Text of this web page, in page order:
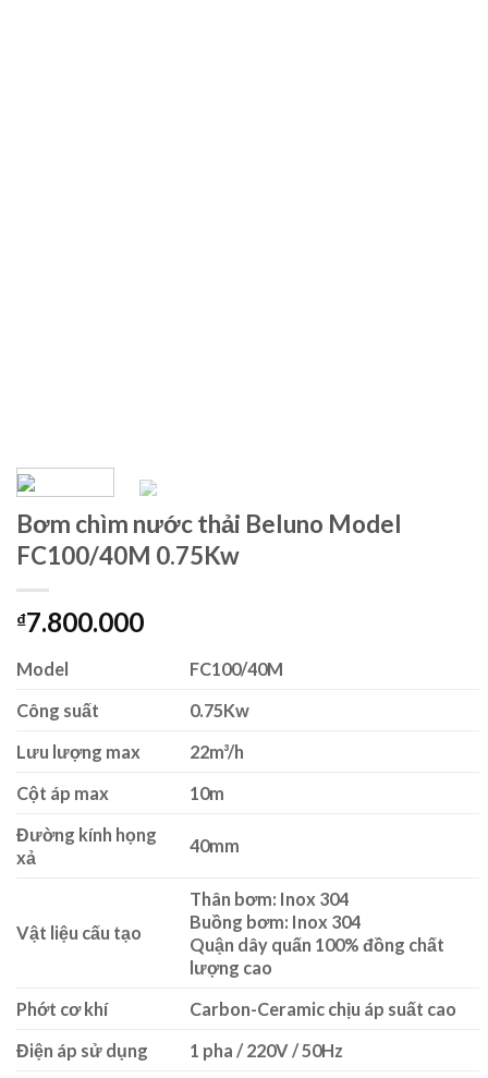
Bơm chìm nước thải Beluno Model
FC100/40M 0.75Kw
₫7.800.000
Model
FC100/40M
Công suất
0.75Kw
Lưu lượng max
22m³/h
Cột áp max
10m
Đường kính họng
xả
40mm
Vật liệu cấu tạo
Thân bơm: Inox 304
Buồng bơm: Inox 304
Quận dây quấn 100% đồng chất
lượng cao
Phớt cơ khí
Carbon-Ceramic chịu áp suất cao
Điện áp sử dụng
1 pha / 220V / 50Hz